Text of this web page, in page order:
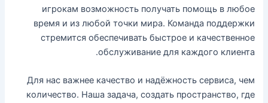
игрокам возможность получать помощь в любое
время и из любой точки мира. Команда поддержки
стремится обеспечивать быстрое и качественное
обслуживание для каждого клиента.
Для нас важнее качество и надёжность сервиса, чем
количество. Наша задача, создать пространство, где